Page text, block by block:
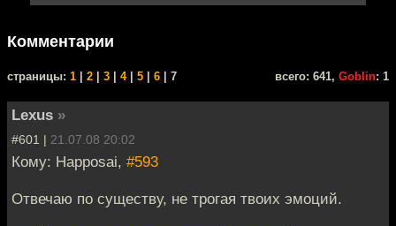
Комментарии
cтраницы: 1 2 3 4| 5 6 | 7 всего: 641, Goblin: 1
Lexus »
#601 | 21.07.08 20:02
Кому: Happosai, #593
Отвечаю по существу, не трогая твоих эмоций.